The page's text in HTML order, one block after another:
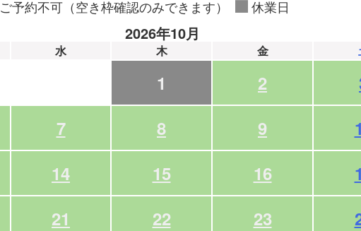
ご予約不可（空き枠確認のみできます） 休業日
2026年10月
水 木 金
1 2
7 8 9
14 15 16
21 22 23